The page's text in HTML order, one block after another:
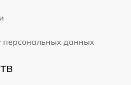
персональных данных